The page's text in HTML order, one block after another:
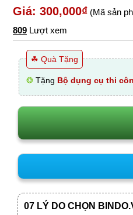
Giá: 300,000₫ (Mã sản
809 Lượt xem
☘ Quà Tặng
❂ Tặng Bộ dụng cụ thi
07 LÝ DO CHỌN